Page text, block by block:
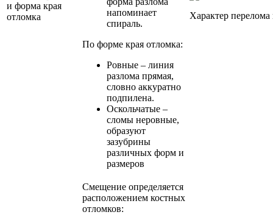
и форма края
отломка
напоминает
спираль.
По форме края отломка:
Ровные – линия
разлома прямая,
словно аккуратно
подпилена.
Оскольчатые –
сломы неровные,
образуют
зазубрины
различных форм и
размеров
Характер
Смещение определяется
расположением костных
отломков: